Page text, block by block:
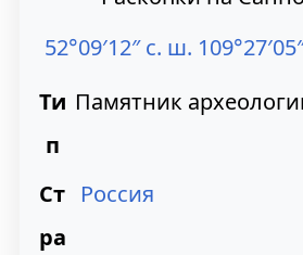
52°09′12″ с. ш.
Ти
п
Памятник
Ст
ра
Россия